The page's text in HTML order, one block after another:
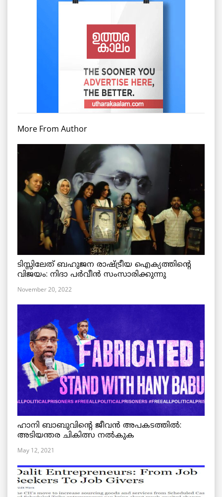
More From Author
ടിസ്സിലേത് ബഹുജന രാഷ്ട്രീയ ഐക്യത്തിന്റെ
വിജയം: നിദാ പർവീൻ സംസാരിക്കുന്നു
November 20, 2022
ഹാനി ബാബുവിന്റെ ജീവൻ അപകടത്തിൽ:
അടിയന്തര ചികിത്സ നൽകുക
May 12, 2021